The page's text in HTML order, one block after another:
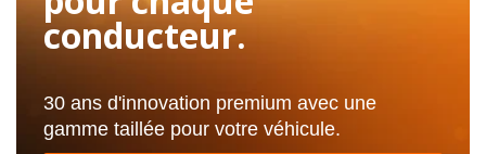
conducteur.
30 ans d'innovation premium avec une
gamme taillée pour votre véhicule.